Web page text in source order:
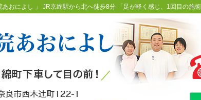
おによし 」 JR京終駅から北へ徒歩8分 「足が軽く感じ、1回目の施